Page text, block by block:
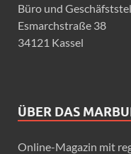
Büro und
Esmarchstraße 38
34121 Kassel
ÜBER DAS
Online-Magazin mit